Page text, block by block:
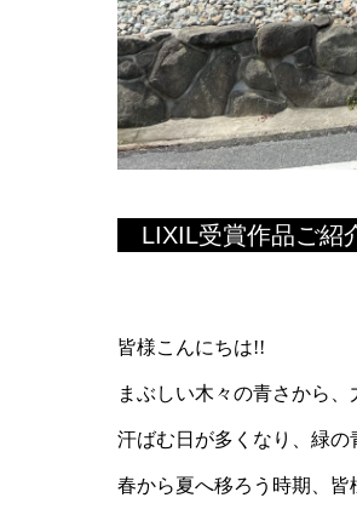
LIXIL受賞作品ご紹
皆様こんにちは!!
まぶしい木々の青さから
汗ばむ日が多くなり、緑
春から夏へ移ろう時期、